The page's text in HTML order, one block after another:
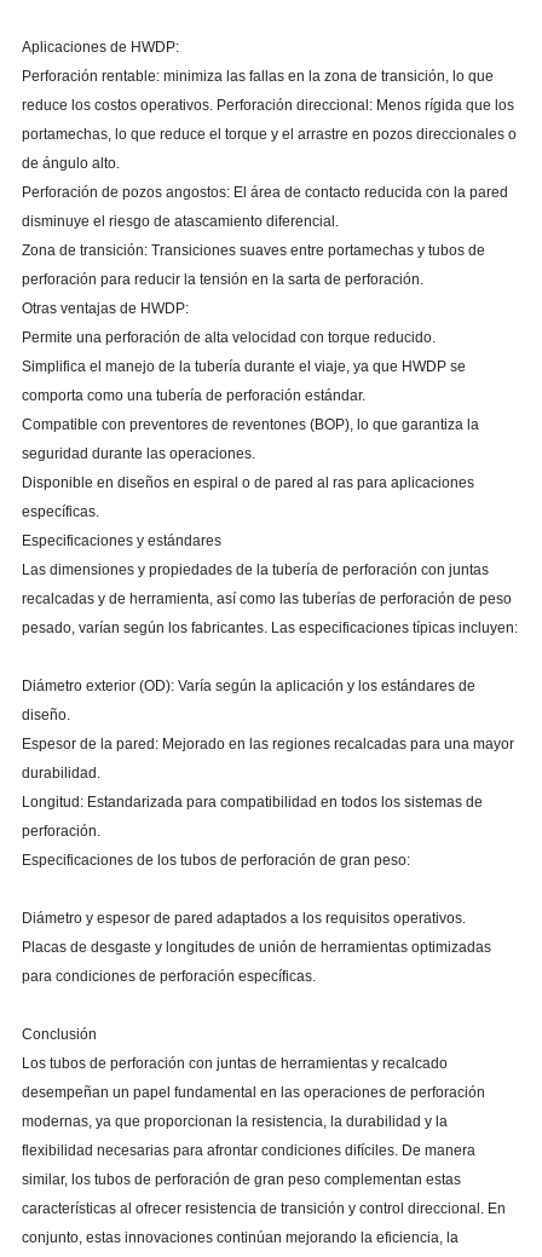
Aplicaciones de HWDP:
Perforación rentable: minimiza las fallas en la zona de transición, lo que
reduce los costos operativos. Perforación direccional: Menos rígida que los
portamechas, lo que reduce el torque y el arrastre en pozos direccionales o
de ángulo alto.
Perforación de pozos angostos: El área de contacto reducida con la pared
disminuye el riesgo de atascamiento diferencial.
Zona de transición: Transiciones suaves entre portamechas y tubos de
perforación para reducir la tensión en la sarta de perforación.
Otras ventajas de HWDP:
Permite una perforación de alta velocidad con torque reducido.
Simplifica el manejo de la tubería durante el viaje, ya que HWDP se
comporta como una tubería de perforación estándar.
Compatible con preventores de reventones (BOP), lo que garantiza la
seguridad durante las operaciones.
Disponible en diseños en espiral o de pared al ras para aplicaciones
específicas.
Especificaciones y estándares
Las dimensiones y propiedades de la tubería de perforación con juntas
recalcadas y de herramienta, así como las tuberías de perforación de peso
pesado, varían según los fabricantes. Las especificaciones típicas incluyen:
Diámetro exterior (OD): Varía según la aplicación y los estándares de
diseño.
Espesor de la pared: Mejorado en las regiones recalcadas para una mayor
durabilidad.
Longitud: Estandarizada para compatibilidad en todos los sistemas de
perforación.
Especificaciones de los tubos de perforación de gran peso:
Diámetro y espesor de pared adaptados a los requisitos operativos.
Placas de desgaste y longitudes de unión de herramientas optimizadas
para condiciones de perforación específicas.
Conclusión
Los tubos de perforación con juntas de herramientas y recalcado
desempeñan un papel fundamental en las operaciones de perforación
modernas, ya que proporcionan la resistencia, la durabilidad y la
flexibilidad necesarias para afrontar condiciones difíciles. De manera
similar, los tubos de perforación de gran peso complementan estas
características al ofrecer resistencia de transición y control direccional. En
conjunto, estas innovaciones continúan mejorando la eficiencia, la